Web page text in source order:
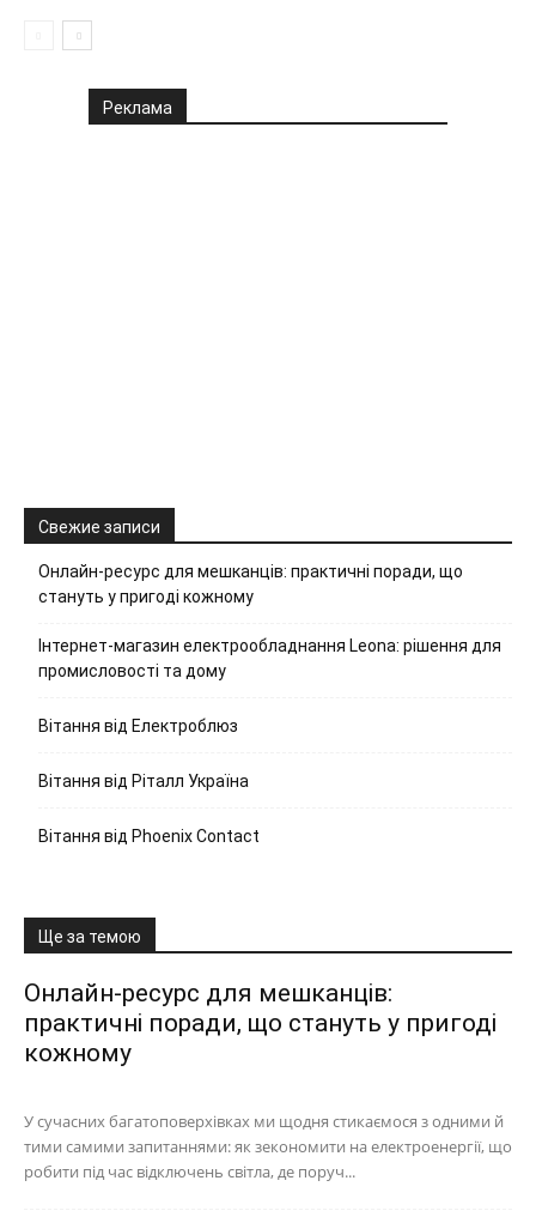
Реклама
Свежие записи
Онлайн-ресурс для мешканців: практичні поради, що
стануть у пригоді кожному
Інтернет-магазин електрообладнання Leona: рішення для
промисловості та дому
Вітання від Електроблюз
Вітання від Ріталл Україна
Вітання від Phoenix Contact
Ще за темою
Онлайн-ресурс для мешканців:
практичні поради, що стануть у пригоді
кожному
У сучасних багатоповерхівках ми щодня стикаємося з одними й
тими самими запитаннями: як зекономити на електроенергії, що
робити під час відключень світла, де поруч...